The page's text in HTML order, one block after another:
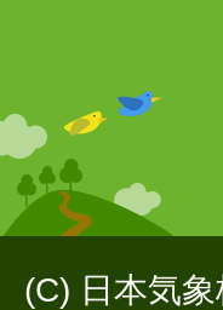
(C) 日本気